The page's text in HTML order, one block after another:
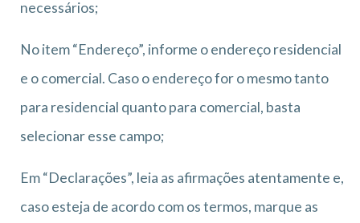
necessários;
No item “Endereço”, informe o endereço residencial
e o comercial. Caso o endereço for o mesmo tanto
para residencial quanto para comercial, basta
selecionar esse campo;
Em “Declarações”, leia as afirmações atentamente e,
caso esteja de acordo com os termos, marque as